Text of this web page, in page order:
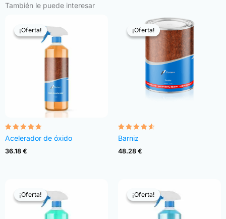
También le puede interesar
¡Oferta!
¡Oferta!
Valorado
con
4.68
de 5
Acelerador de óxido
36.18 €
¡Oferta!
¡Oferta!
Valorado
con
4.54
de 5
Barniz
48.28 €
¡Oferta!
¡Oferta! ¡Oferta!
¡Oferta!